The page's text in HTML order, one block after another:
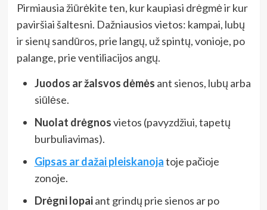
Pirmiausia žiūrėkite ten, kur kaupiasi drėgmė ir kur
paviršiai šaltesni. Dažniausios vietos: kampai, lubų
ir sienų sandūros, prie langų, už spintų, vonioje, po
palange, prie ventiliacijos angų.
Juodos ar žalsvos dėmės ant sienos, lubų arba
siūlėse.
Nuolat drėgnosvietos (pavyzdžiui, tapetų
burbuliavimas).
Gipsas ar dažai pleiskanojatoje pačioje
zonoje.
Drėgni lopaiant grindų prie sienos ar po